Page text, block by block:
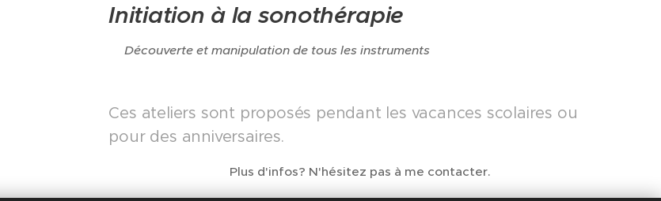
Initiation à la sonothérapie
✨️Découverte et manipulation de tous les instruments
Ces ateliers sont proposés pendant les vacances scolaires ou
pour des anniversaires.
Plus d'infos? N'hésitez pas à me contacter.